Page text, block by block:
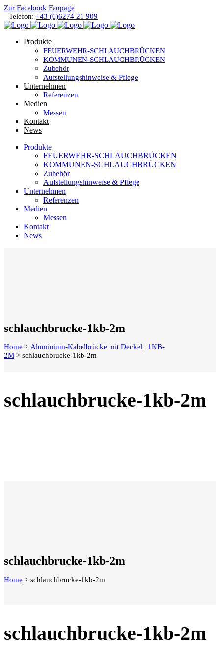
Zur Facebook Fanpage
Telefon: +43 (0)6274 21 909
Produkte
FEUERWEHR-SCHLAUCHBRÜCKEN
KOMMUNEN-SCHLAUCHBRÜCKEN
Zubehör
Aufstellungshinweise & Pflege
Unternehmen
Referenzen
Medien
Messen
Kontakt
News
Produkte
FEUERWEHR-SCHLAUCHBRÜCKEN
KOMMUNEN-SCHLAUCHBRÜCKEN
Zubehör
Aufstellungshinweise & Pflege
Unternehmen
Referenzen
Medien
Messen
Kontakt
News
schlauchbrucke-1kb-2m
Home > Aluminium-Kabelbrücke mit Deckel | 1KB-
2M > schlauchbrucke-1kb-2m
schlauchbrucke-1kb-2m
schlauchbrucke-1kb-2m
Home > schlauchbrucke-1kb-2m
schlauchbrucke-1kb-2m